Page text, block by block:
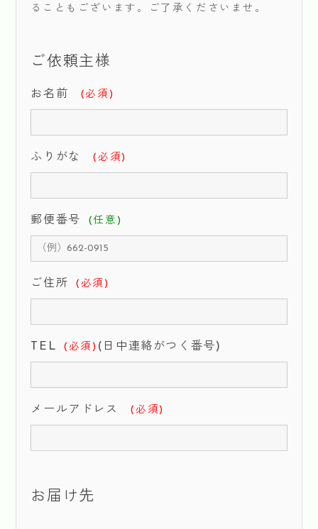
ることもございます。ご了承くださいませ。
ご依頼主様
お名前 (必須)
ふりがな (必須)
郵便番号 (任意)
ご住所 (必須)
TEL (必須) (日中連絡がつく番号)
メールアドレス (必須)
お届け先